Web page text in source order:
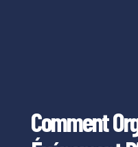
Comment